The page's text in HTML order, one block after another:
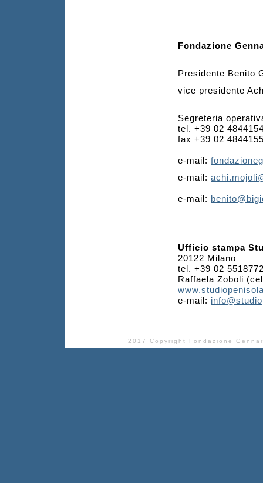
Fondazione
Presidente Benito
vice presidente
Segreteria
tel. +39 02
fax +39 02
e-mail:
e-mail:
e-mail:
Ufficio stampa
20122 Milano
tel. +39 02
Raffaela Zoboli
e-mail:
2017 Copyright Fondazione